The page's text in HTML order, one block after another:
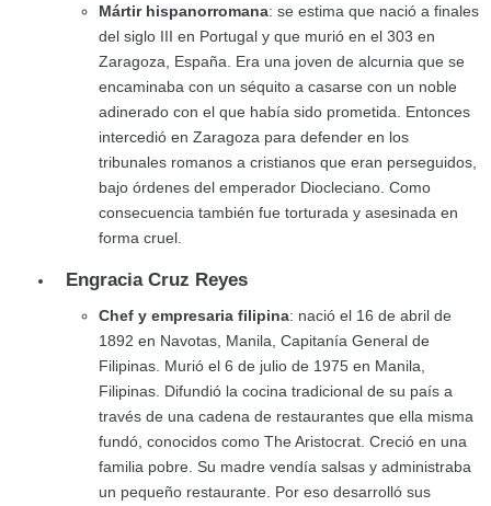
Mártir hispanorromana: se estima que nació a finales
del siglo III en Portugal y que murió en el 303 en
Zaragoza, España. Era una joven de alcurnia que se
encaminaba con un séquito a casarse con un noble
adinerado con el que había sido prometida. Entonces
intercedió en Zaragoza para defender en los
tribunales romanos a cristianos que eran perseguidos,
bajo órdenes del emperador Diocleciano. Como
consecuencia también fue torturada y asesinada en
forma cruel.
Engracia Cruz Reyes
Chef y empresaria filipina: nació el 16 de abril de
1892 en Navotas, Manila, Capitanía General de
Filipinas. Murió el 6 de julio de 1975 en Manila,
Filipinas. Difundió la cocina tradicional de su país a
través de una cadena de restaurantes que ella misma
fundó, conocidos como The Aristocrat. Creció en una
familia pobre. Su madre vendía salsas y administraba
un pequeño restaurante. Por eso desarrolló sus